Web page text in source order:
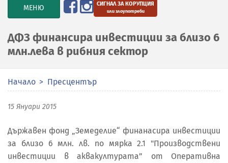
TOGGLE
NAVIGATION
МЕНЮ СИГНАЛ ЗА КОРУПЦИЯ
или злоупотреби
ДФЗ финансира инвестиции за близо 6
млн.лева в рибния сектор
Начало Пресцентър
15 Януари 2015
Държавен фонд „Земеделие“ финанасира инвестиции
за близо 6 млн. лв. по мярка 2.1 "Производствени
инвестиции в аквакултурата” от Оперативна